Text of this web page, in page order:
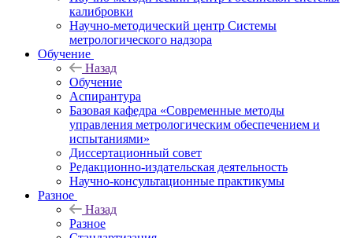
калибровки
Научно-методический центр Системы
метрологического надзора
Обучение
Назад
Обучение
Аспирантура
Базовая кафедра «Современные методы
управления метрологическим обеспечением и
испытаниями»
Диссертационный совет
Редакционно-издательская деятельность
Научно-консультационные практикумы
Разное
Назад
Разное